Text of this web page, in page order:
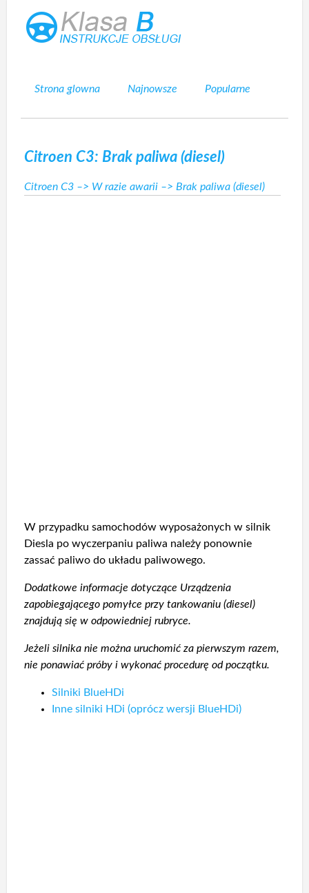
Strona glowna Najnowsze Popularne
Citroen C3: Brak paliwa (diesel)
Citroen C3 –> W razie awarii –> Brak paliwa (diesel)
W przypadku samochodów wyposażonych w silnik
Diesla po wyczerpaniu paliwa należy ponownie
zassać paliwo do układu paliwowego.
Dodatkowe informacje dotyczące Urządzenia
zapobiegającego pomyłce przy tankowaniu (diesel)
znajdują się w odpowiedniej rubryce.
Jeżeli silnika nie można uruchomić za pierwszym razem,
nie ponawiać próby i wykonać procedurę od początku.
Silniki BlueHDi
Inne silniki HDi (oprócz wersji BlueHDi)